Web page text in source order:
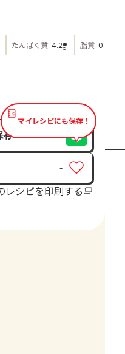
たんぱく質 4.2g 脂質 0.5
マイレシピにも保存！
存
-
レシピを印刷する